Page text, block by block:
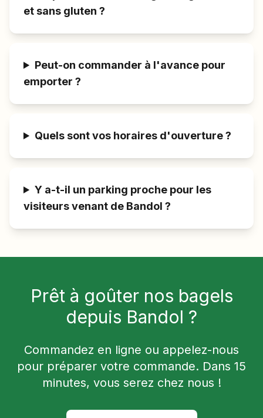
et sans gluten ?
Peut-on commander à l'avance pour
emporter ?
Quels sont vos horaires d'ouverture ?
Y a-t-il un parking proche pour les
visiteurs venant de Bandol ?
Prêt à goûter nos bagels
depuis Bandol ?
Commandez en ligne ou appelez-nous
pour préparer votre commande. Dans 15
minutes, vous serez chez nous !